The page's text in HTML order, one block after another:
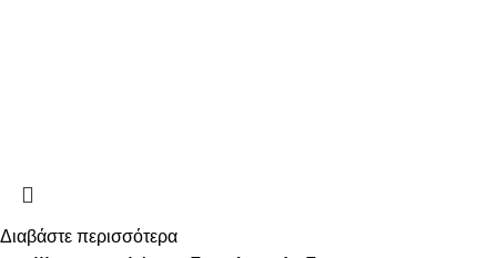
Διαβάστε περισσότερα